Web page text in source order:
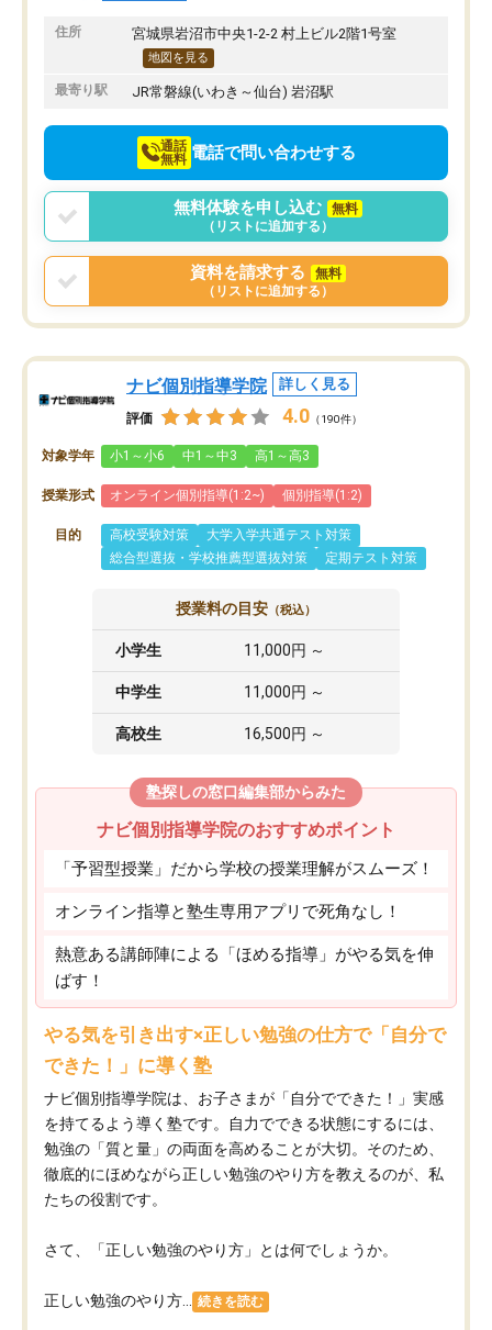
駅前なので送り迎えが少々負担になっ
ていますが、それを加味しても通って
損はないなと感じています。
塾だと思います。
住所 宮城県岩沼市中央1-2-2 村上ビル2階1号室
地図を見る
最寄り駅 JR常磐線(いわき～仙台) 岩沼駅
通話
無料 電話で問い合わせする
無料体験を申し込む
無料
（リストに追加する）
資料を請求する
無料
（リストに追加する）
ナビ個別指導学院 詳しく見る
評価 4.0 （190件）
対象学年 小1～小6 中1～中3 高1～高3
授業形式 オンライン個別指導(1:2~) 個別指導(1:2)
目的 高校受験対策
大学入学共通テスト対策
総合型選抜・学校推薦型選抜対策
定期テスト対策
授業料の目安 （税込）
小学生 11,000円 ～
中学生 11,000円 ～
高校生 16,500円 ～
塾探しの窓口編集部からみた
ナビ個別指導学院のおすすめポイント
「予習型授業」だから学校の授業理解がスムーズ！
オンライン指導と塾生専用アプリで死角なし！
熱意ある講師陣による「ほめる指導」がやる気を伸
ばす！
やる気を引き出す×正しい勉強の仕方で「自分で
できた！」に導く塾
ナビ個別指導学院は、お子さまが「自分でできた！」実感
を持てるよう導く塾です。自力でできる状態にするには、
勉強の「質と量」の両面を高めることが大切。そのため、
徹底的にほめながら正しい勉強のやり方を教えるのが、私
たちの役割です。
さて、「正しい勉強のやり方」とは何でしょうか。
正しい勉強のやり方... 続きを読む